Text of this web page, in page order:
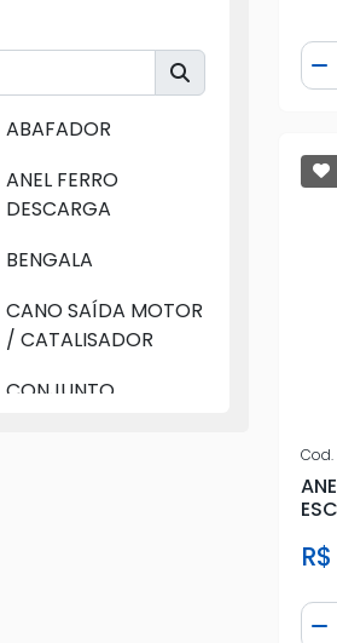
DC
FIAT
GERAL
GM
ABAFADOR
ANEL FERRO
DESCARGA
BENGALA
CANO SAÍDA MOTOR
/ CATALISADOR
CONJUNTO
Cod.